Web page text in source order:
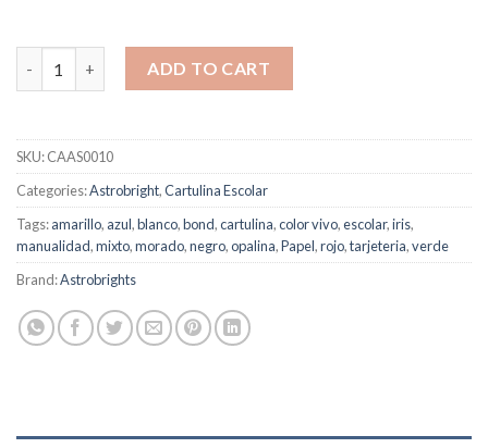
Cartulina Astrobright Lila quantity
ADD TO CART
SKU:CAAS0010
Categories:Astrobright,Cartulina Escolar
Tags:amarillo, azul,blanco,bond,cartulina,color vivo,escolar,iris,
manualidad,mixto,morado,negro,opalina,Papel,rojo,tarjeteria,verde
Brand:Astrobrights